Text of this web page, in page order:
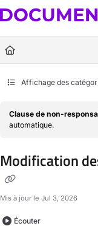
Documentation
Fetch the complete
Use this file to discover all
Affichage des
Clause de non-
automatique.
Modification
Mis à jour le Jul 3, 2026
Écouter